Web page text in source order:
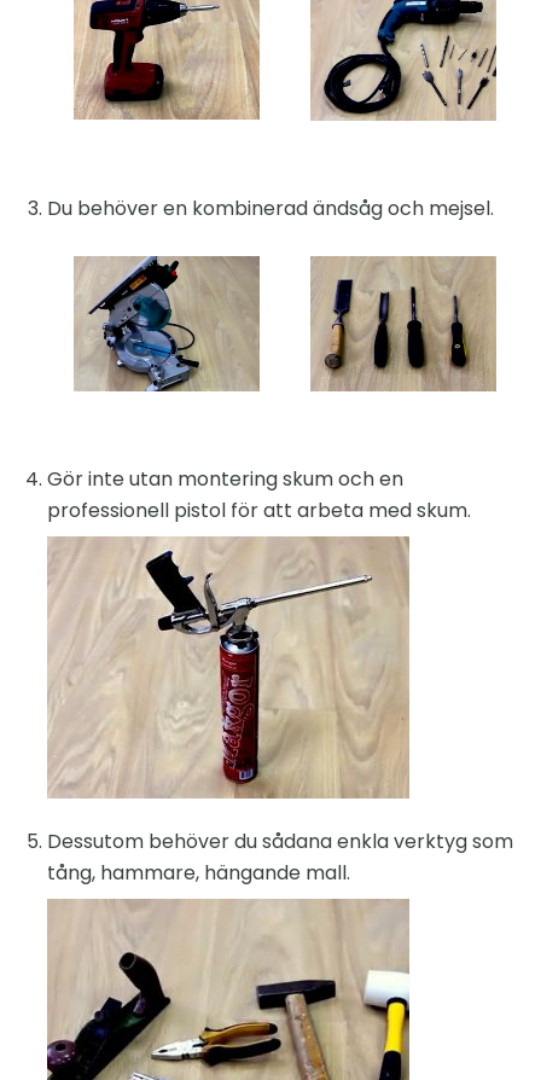
Du behöver en kombinerad ändsåg och mejsel.
Gör inte utan montering skum och en
professionell pistol för att arbeta med skum.
Dessutom behöver du sådana enkla verktyg som
tång, hammare, hängande mall.